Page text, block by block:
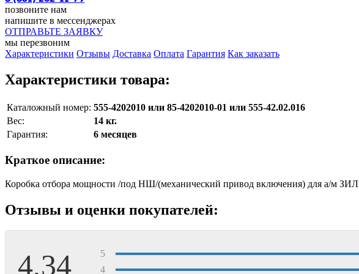
позвоните нам
напишите в мессенджерах
ОТПРАВЬТЕ ЗАЯВКУ
мы перезвоним
Характеристики Отзывы Доставка Оплата Гарантия Как заказать
Характеристики товара:
Каталожный номер: 555-4202010 или 85-4202010-01 или 555-42.02.016
Вес:
14 кг.
Гарантия:
6 месяцев
Краткое описание:
Коробка отбора мощности /под НШ/(механический привод включения) для а/м ЗИЛ
Отзывы и оценки покупателей:
4,34
5
4